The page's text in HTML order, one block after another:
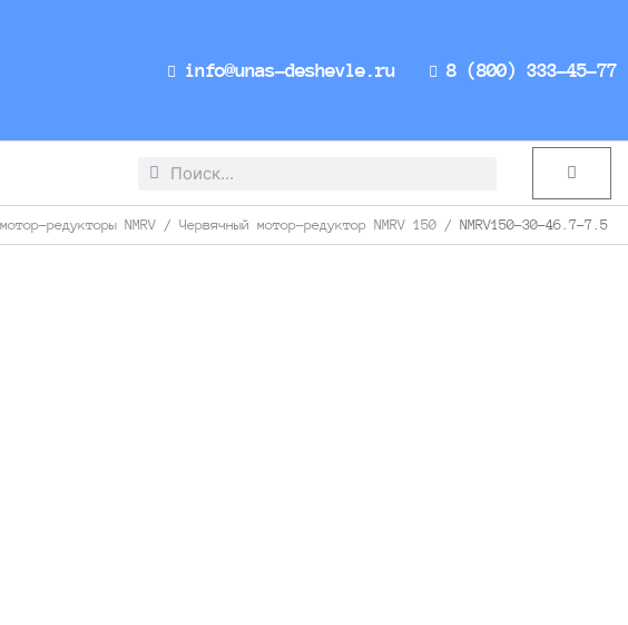
info@unas-deshevle.ru 8 (800) 333-45-77
Search
Search Cart
редукторы NMRV / Червячный мотор-редуктор NMRV 150 / NMRV150-30-46.7-7.5